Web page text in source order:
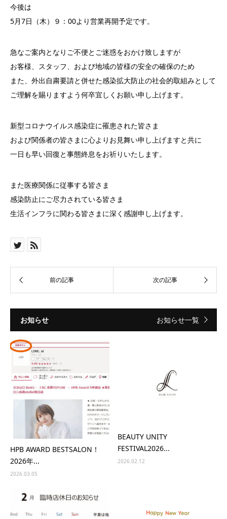
今後は
5月7日（木）９：00より営業再開予定です。
急なご案内となりご不便とご迷惑をおかけ致しますが
お客様、スタッフ、および地域の皆様の安全の確保のため
また、外出自粛要請と併せた感染拡大防止の社会的取組みとして
ご理解を賜りますよう何卒宜しくお願い申し上げます。
新型コロナウイルス感染症に罹患された皆さま
および関係者の皆さまに心よりお見舞い申し上げますと共に
一日も早い回復と事態終息をお祈りいたします。
また医療関係に従事する皆さま
感染防止にご尽力されている皆さま
生活インフラに関わる皆さまに深く感謝申し上げます。
お知らせ お知らせ一覧
HPB AWARD BESTSALON！
2026年...
2026.03.05
BEAUTY UNITY
FESTIVAL2026...
2026.02.12